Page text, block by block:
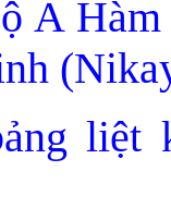
A
liệt